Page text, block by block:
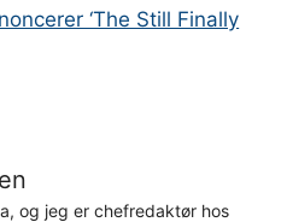
‘The Still Finally
og jeg er chefredaktør hos